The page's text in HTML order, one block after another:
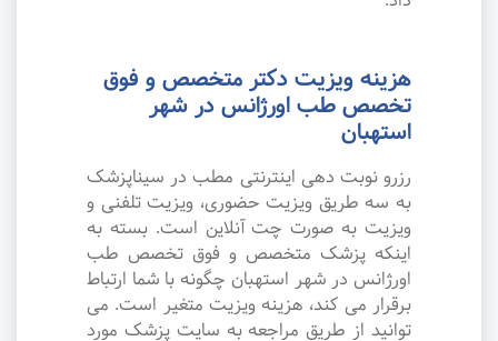
هزینه ویزیت دکتر متخصص و فوق
تخصص طب اورژانس در شهر
استهبان
رزرو نوبت دهی اینترنتی مطب در سیناپزشک
به سه طریق ویزیت حضوری، ویزیت تلفنی و
ویزیت به صورت چت آنلاین است. بسته به
اینکه پزشک متخصص و فوق تخصص طب
اورژانس در شهر استهبان چگونه با شما ارتباط
برقرار می کند، هزینه ویزیت متغیر است. می
توانید از طریق مراجعه به سایت پزشک مورد